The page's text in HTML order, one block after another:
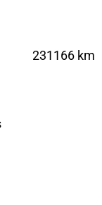
231166 km